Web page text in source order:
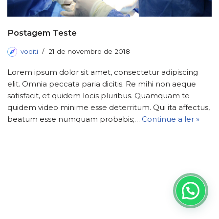
Postagem Teste
voditi 21 de novembro de 2018
Lorem ipsum dolor sit amet, consectetur adipiscing
elit. Omnia peccata paria dicitis. Re mihi non aeque
satisfacit, et quidem locis pluribus. Quamquam te
quidem video minime esse deterritum. Qui ita affectus,
beatum esse numquam probabis;… Continue a ler »